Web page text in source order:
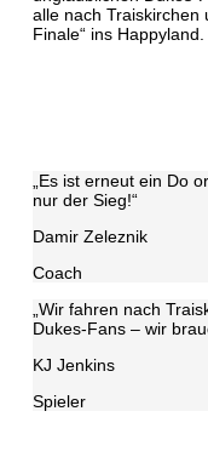
alle nach Traiskirchen
Finale“ ins Happyland.
„Es ist erneut ein Do
nur der Sieg!“
Damir Zeleznik
Coach
„Wir fahren nach
Dukes-Fans – wir
KJ Jenkins
Spieler